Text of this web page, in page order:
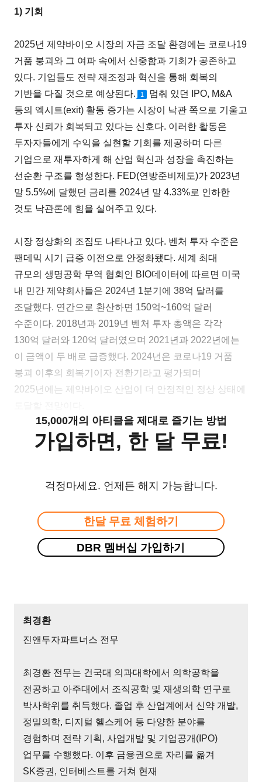
1) 기회
2025년 제약바이오 시장의 자금 조달 환경에는 코로나19
거품 붕괴와 그 여파 속에서 신중함과 기회가 공존하고
있다. 기업들도 전략 재조정과 혁신을 통해 회복의
기반을 다질 것으로 예상된다.
1
멈춰 있던 IPO, M&A
등의 엑시트(exit) 활동 증가는 시장이 낙관 쪽으로 기울고
투자 신뢰가 회복되고 있다는 신호다. 이러한 활동은
투자자들에게 수익을 실현할 기회를 제공하며 다른
기업으로 재투자하게 해 산업 혁신과 성장을 촉진하는
선순환 구조를 형성한다. FED(연방준비제도)가 2023년
말 5.5%에 달했던 금리를 2024년 말 4.33%로 인하한
것도 낙관론에 힘을 실어주고 있다.
시장 정상화의 조짐도 나타나고 있다. 벤처 투자 수준은
팬데믹 시기 급증 이전으로 안정화됐다. 세계 최대
규모의 생명공학 무역 협회인 BIO데이터에 따르면 미국
내 민간 제약회사들은 2024년 1분기에 38억 달러를
조달했다. 연간으로 환산하면 150억~160억 달러
수준이다. 2018년과 2019년 벤처 투자 총액은 각각
130억 달러와 120억 달러였으며 2021년과 2022년에는
이 금액이 두 배로 급증했다. 2024년은 코로나19 거품
붕괴 이후의 회복기이자 전환기라고 평가되며
2025년에는 제약바이오 산업이 더 안정적인 정상 상태에
15,000개의 아티클을 제대로 즐기는 방법
가입하면, 한 달 무료!
걱정마세요. 언제든 해지 가능합니다.
한달 무료 체험하기
DBR 멤버십 가입하기
최경환
진앤투자파트너스 전무
최경환 전무는 건국대 의과대학에서 의학공학을
전공하고 아주대에서 조직공학 및 재생의학 연구로
박사학위를 취득했다. 졸업 후 산업계에서 신약 개발,
정밀의학, 디지털 헬스케어 등 다양한 분야를
경험하며 전략 기획, 사업개발 및 기업공개(IPO)
업무를 수행했다. 이후 금융권으로 자리를 옮겨
SK증권, 인터베스트를 거쳐 현재